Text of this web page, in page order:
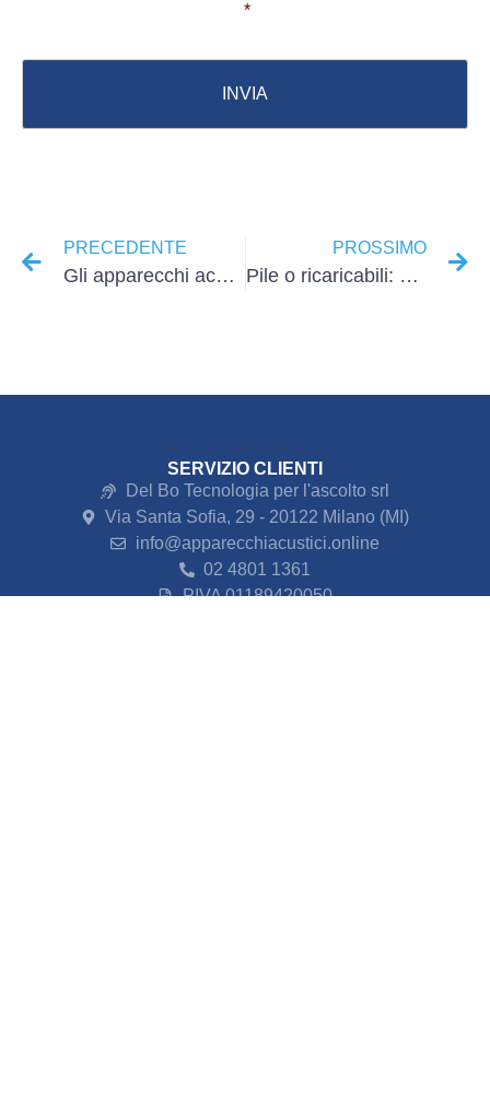
*
PRECEDENTE
Gli apparecchi acustici invisibili non sono per tutti
PROSSIMO
Pile o ricaricabili: quali sono gli apparecchi acustici migliori
SERVIZIO CLIENTI
Del Bo Tecnologia per l'ascolto srl
Via Santa Sofia, 29 - 20122 Milano (MI)
info@apparecchiacustici.online
02 4801 1361
PIVA 01189420050